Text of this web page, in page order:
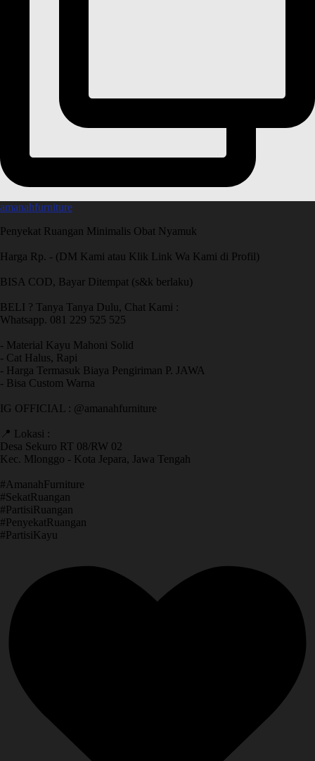
amanahfurniture
Penyekat Ruangan Minimalis Obat Nyamuk
Harga Rp. - (DM Kami atau Klik Link Wa Kami di Profil)
BISA COD, Bayar Ditempat (s&k berlaku)
BELI ? Tanya Tanya Dulu, Chat Kami :
Whatsapp. 081 229 525 525
- Material Kayu Mahoni Solid
- Cat Halus, Rapi
- Harga Termasuk Biaya Pengiriman P. JAWA
- Bisa Custom Warna
IG OFFICIAL : @amanahfurniture
📍 Lokasi :
Desa Sekuro RT 08/RW 02
Kec. Mlonggo - Kota Jepara, Jawa Tengah
​#AmanahFurniture
​#SekatRuangan
​#PartisiRuangan
​#PenyekatRuangan
​#PartisiKayu